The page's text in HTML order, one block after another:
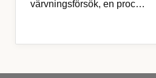
värvningsförsök, en proc…